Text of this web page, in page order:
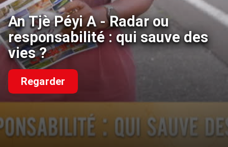
An Tjè Péyi A - Radar ou
responsabilité : qui sauve des
vies ?
Regarder